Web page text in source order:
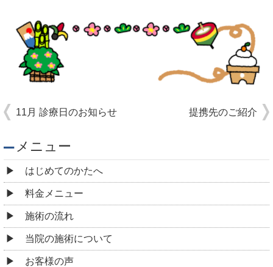
11月 診療日のお知らせ 提携先のご紹介
メニュー
はじめてのかたへ
料金メニュー
施術の流れ
当院の施術について
お客様の声